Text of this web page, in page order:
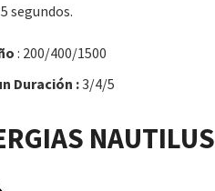
segundos.
: 200/400/1500
Duración :3/4/5
NAUTILUS